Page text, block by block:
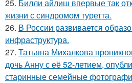
25. Билли айлиш впервые так
жизни с синдромом туретта.
26. В России развивается
инфраструктура.
27. Татьяна Михалкова
дочь Анну с её 52-летием,
старинные семейные